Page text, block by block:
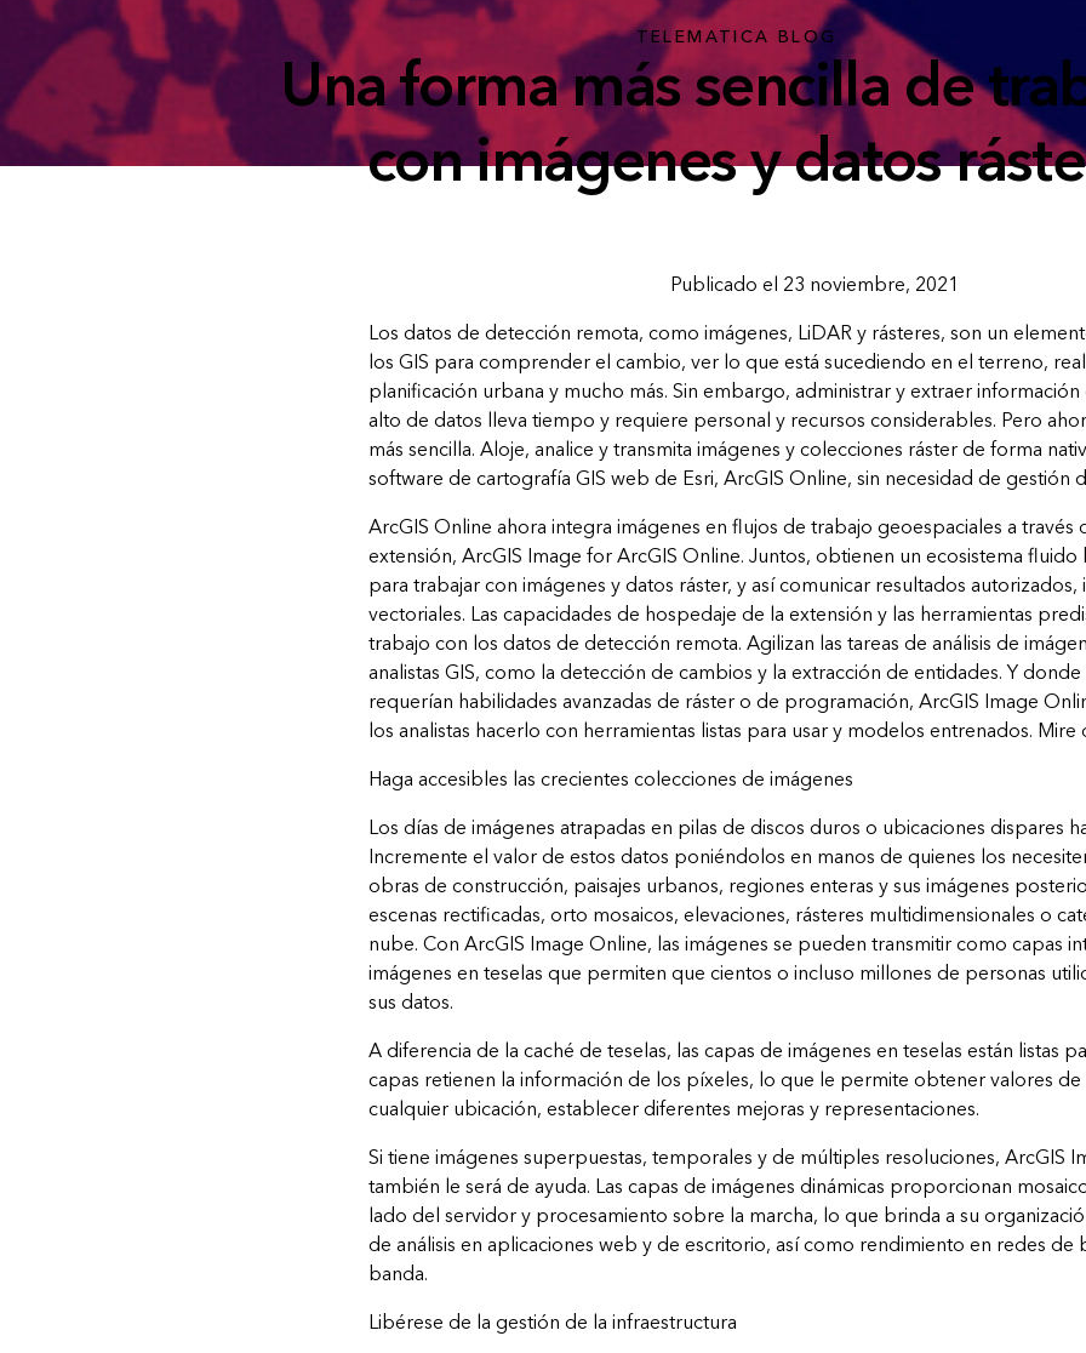
TELEMATICA BLOG
Una forma más sencilla de
con imágenes y datos
Publicado el 23 noviembre, 2021
Los datos de detección remota, como imágenes, LiDAR y rásteres, son un
los GIS para comprender el cambio, ver lo que está sucediendo en el terreno,
planificación urbana y mucho más. Sin embargo, administrar y extraer
alto de datos lleva tiempo y requiere personal y recursos considerables. Pero
más sencilla. Aloje, analice y transmita imágenes y colecciones ráster de forma
software de cartografía GIS web de Esri, ArcGIS Online, sin necesidad de gestión
ArcGIS Online ahora integra imágenes en flujos de trabajo geoespaciales a través
extensión, ArcGIS Image for ArcGIS Online. Juntos, obtienen un ecosistema
para trabajar con imágenes y datos ráster, y así comunicar resultados
vectoriales. Las capacidades de hospedaje de la extensión y las herramientas
trabajo con los datos de detección remota. Agilizan las tareas de análisis de
analistas GIS, como la detección de cambios y la extracción de entidades. Y
requerían habilidades avanzadas de ráster o de programación, ArcGIS Image
los analistas hacerlo con herramientas listas para usar y modelos entrenados.
Haga accesibles las crecientes colecciones de imágenes
Los días de imágenes atrapadas en pilas de discos duros o ubicaciones dispares
Incremente el valor de estos datos poniéndolos en manos de quienes los
obras de construcción, paisajes urbanos, regiones enteras y sus imágenes
escenas rectificadas, orto mosaicos, elevaciones, rásteres multidimensionales o
nube. Con ArcGIS Image Online, las imágenes se pueden transmitir como capas
imágenes en teselas que permiten que cientos o incluso millones de personas
sus datos.
A diferencia de la caché de teselas, las capas de imágenes en teselas están listas
capas retienen la información de los píxeles, lo que le permite obtener valores
cualquier ubicación, establecer diferentes mejoras y representaciones.
Si tiene imágenes superpuestas, temporales y de múltiples resoluciones, ArcGIS
también le será de ayuda. Las capas de imágenes dinámicas proporcionan
lado del servidor y procesamiento sobre la marcha, lo que brinda a su
de análisis en aplicaciones web y de escritorio, así como rendimiento en redes de
banda.
Libérese de la gestión de la infraestructura